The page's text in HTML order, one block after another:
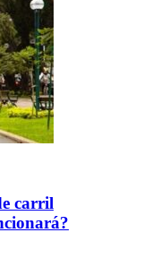
carril